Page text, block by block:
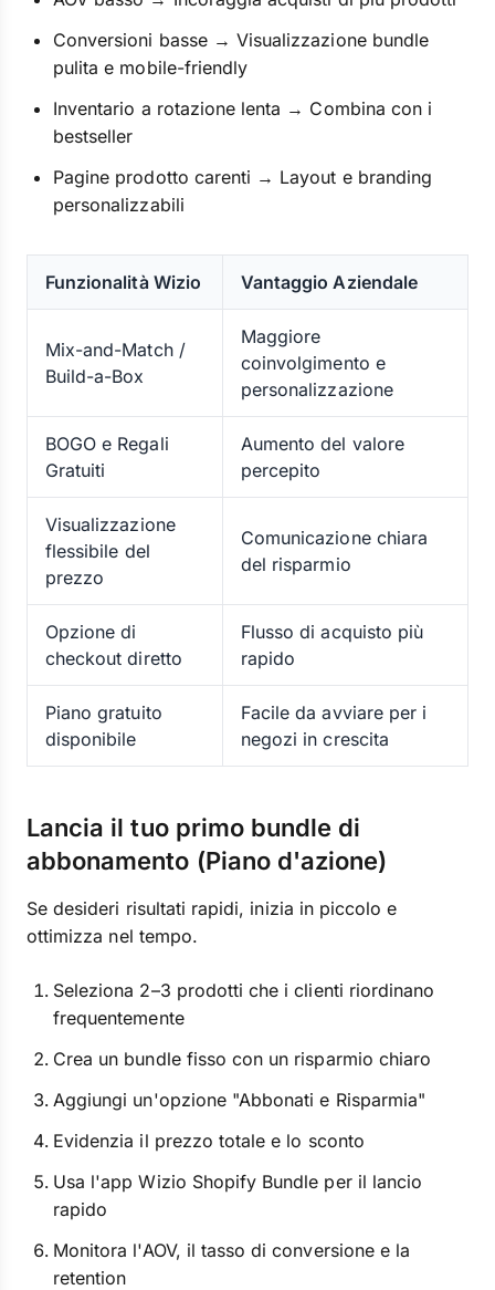
Conversioni basse → Visualizzazione bundle
pulita e mobile-friendly
Inventario a rotazione lenta → Combina con i
bestseller
Pagine prodotto carenti → Layout e branding
personalizzabili
Funzionalità Wizio Vantaggio Aziendale
Mix-and-Match /
Build-a-Box
Maggiore
coinvolgimento e
personalizzazione
BOGO e Regali
Gratuiti
Aumento del valore
percepito
Visualizzazione
flessibile del
prezzo
Comunicazione chiara
del risparmio
Opzione di
checkout diretto
Flusso di acquisto più
rapido
Piano gratuito
disponibile
Facile da avviare per i
negozi in crescita
Lancia il tuo primo bundle di
abbonamento (Piano d'azione)
Se desideri risultati rapidi, inizia in piccolo e
ottimizza nel tempo.
Seleziona 2–3 prodotti che i clienti riordinano
frequentemente
Crea un bundle fisso con un risparmio chiaro
Aggiungi un'opzione "Abbonati e Risparmia"
Evidenzia il prezzo totale e lo sconto
Usa l'app Wizio Shopify Bundle per il lancio
rapido
Monitora l'AOV, il tasso di conversione e la
retention